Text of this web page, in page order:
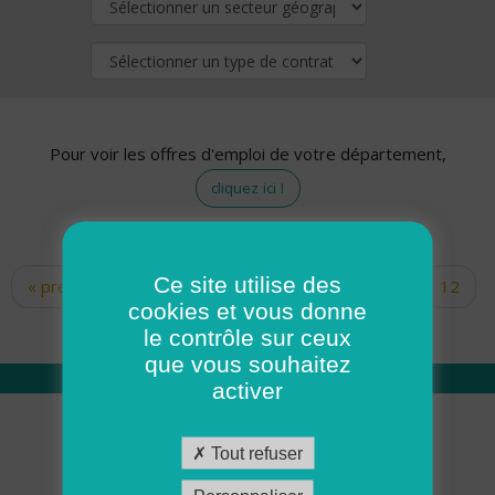
Pour voir les offres d'emploi de votre département,
cliquez ici !
Pages
« premier ‹ précédent … 10
12
14 15 16 17
Qui sommes nous
Académie ADMR
Ce site utilise des
cookies et vous donne
le contrôle sur ceux
que vous souhaitez
activer
Tout refuser